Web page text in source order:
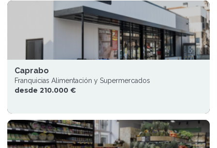
Caprabo
Franquicias Alimentación y Supermercados
desde 210.000 €